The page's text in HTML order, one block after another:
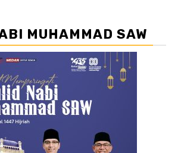
MUHAMMAD SAW